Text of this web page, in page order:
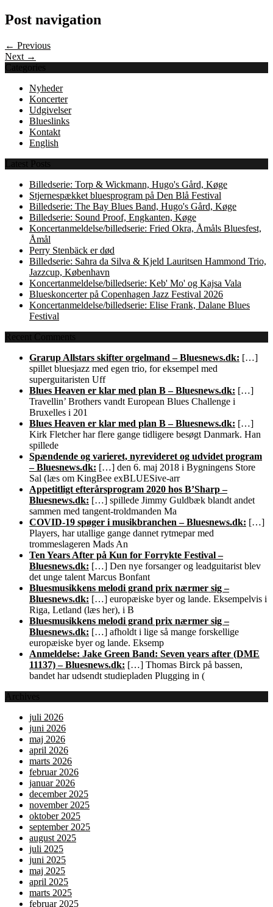
Post navigation
← Previous
Next →
Categories
Nyheder
Koncerter
Udgivelser
Blueslinks
Kontakt
English
Latest Posts
Billedserie: Torp & Wickmann, Hugo's Gård, Køge
Stjernespækket bluesprogram på Den Blå Festival
Billedserie: The Bay Blues Band, Hugo's Gård, Køge
Billedserie: Sound Proof, Engkanten, Køge
Koncertanmeldelse/billedserie: Fried Okra, Åmåls Bluesfest,
Åmål
Perry Stenbäck er død
Billedserie: Sahra da Silva & Kjeld Lauritsen Hammond Trio,
Jazzcup, København
Koncertanmeldelse/billedserie: Keb' Mo' og Kajsa Vala
Blueskoncerter på Copenhagen Jazz Festival 2026
Koncertanmeldelse/billedserie: Elise Frank, Dalane Blues
Festival
Recent Comments
Grarup Allstars skifter orgelmand – Bluesnews.dk: […]
spillet bluesjazz med egen trio, for eksempel med
superguitaristen Uff
Blues Heaven er klar med plan B – Bluesnews.dk: […]
Travellin’ Brothers vandt European Blues Challenge i
Bruxelles i 201
Blues Heaven er klar med plan B – Bluesnews.dk: […]
Kirk Fletcher har flere gange tidligere besøgt Danmark. Han
spillede
Spændende og varieret, nyrevideret og udvidet program
– Bluesnews.dk: […] den 6. maj 2018 i Bygningens Store
Sal (læs om KingBee exBLUESive-arr
Appetitligt efterårsprogram 2020 hos B’Sharp –
Bluesnews.dk: […] spillede Jimmy Guldbæk blandt andet
sammen med tangent-troldmanden Ma
COVID-19 spøger i musikbranchen – Bluesnews.dk: […]
Players, har utallige gange dannet rytmepar med
trommeslageren Mads An
Ten Years After på Kun for Forrykte Festival –
Bluesnews.dk: […] Den nye forsanger og leadguitarist blev
det unge talent Marcus Bonfant
Bluesmusikkens melodi grand prix nærmer sig –
Bluesnews.dk: […] europæiske byer og lande. Eksempelvis i
Riga, Letland (læs her), i B
Bluesmusikkens melodi grand prix nærmer sig –
Bluesnews.dk: […] afholdt i lige så mange forskellige
europæiske byer og lande. Eksemp
Anmeldelse: Jake Green Band: Seven years after (DME
11137) – Bluesnews.dk: […] Thomas Birck på bassen,
bandet har udsendt studiepladen Plugging in (
Archives
juli 2026
juni 2026
maj 2026
april 2026
marts 2026
februar 2026
januar 2026
december 2025
november 2025
oktober 2025
september 2025
august 2025
juli 2025
juni 2025
maj 2025
april 2025
marts 2025
februar 2025